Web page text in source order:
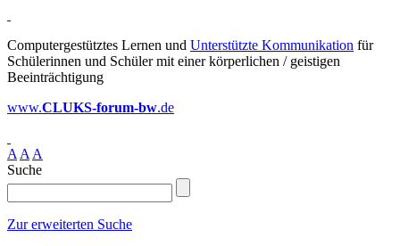
Computergestütztes Lernen und Unterstützte Kommunikation für
Schülerinnen und Schüler mit einer körperlichen / geistigen
Beeinträchtigung
www.CLUKS-forum-bw.de
A A A
Suche
Zur erweiterten Suche